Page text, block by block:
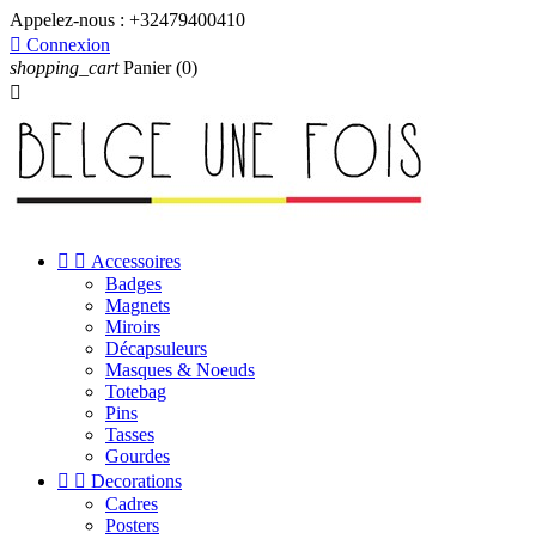
Appelez-nous : +32479400410
 Connexion
shopping_cart Panier (0)

  Accessoires
Badges
Magnets
Miroirs
Décapsuleurs
Masques & Noeuds
Totebag
Pins
Tasses
Gourdes
  Decorations
Cadres
Posters